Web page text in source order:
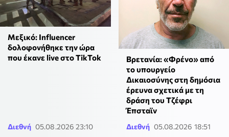
Μεξικό: Influencer
δολοφονήθηκε την ώρα
που έκανε live στο TikTok
Διεθνή 05.08.2026 23:10
Βρετανία: «Φρένο» από
το υπουργείο
Δικαιοσύνης στη δημόσια
έρευνα σχετικά με τη
δράση του Τζέφρι
Έπσταϊν
Διεθνή 05.08.2026 18:51